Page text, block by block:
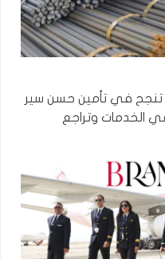
تنجح في تأمين حسن سير
الخدمات وتراجع